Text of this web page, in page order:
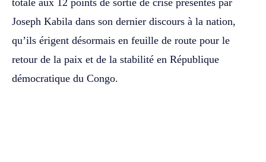
Joseph Kabila dans son dernier discours à la nation,
qu’ils érigent désormais en feuille de route pour le
retour de la paix et de la stabilité en République
démocratique du Congo.